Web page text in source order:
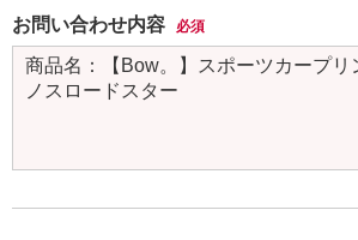
お問い合わせ内容 必須